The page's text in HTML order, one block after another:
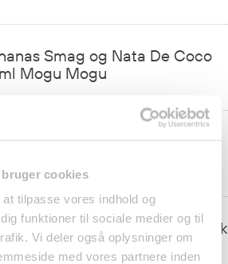
bruger cookies
tilpasse vores indhold og
funktioner til sociale medier og til
Vi deler også oplysninger om
med vores partnere inden
Smag og Nata De Coco
Mogu Mogu
Smag og Nata De Coco
Mogu